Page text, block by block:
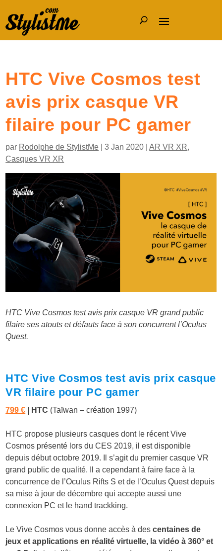
HTC Vive Cosmos test
avis prix casque VR
filaire pour PC gamer
par Rodolphe de StylistMe |3 Jan 2020 |AR VR XR,
Casques VR XR
HTC Vive Cosmos test avis prix casque VR grand public
filaire ses atouts et défauts face à son concurrent l’Oculus
Quest.
HTC Vive Cosmos test avis prix casque
VR filaire pour PC gamer
799 € HTC (Taïwan – création 1997)
HTC propose plusieurs casques dont le récent Vive
Cosmos présenté lors du CES 2019, il est disponible
depuis début octobre 2019. Il s’agit du premier casque VR
grand public de qualité. Il a cependant à faire face à la
concurrence de l’Oculus Rifts S et de l’Oculus Quest depuis
sa mise à jour de décembre qui accepte aussi une
connexion PC et le hand trackking.
Le Vive Cosmos vous donne accès à descentaines de
jeux et applications en réalité virtuelle, la vidéo à 360° et